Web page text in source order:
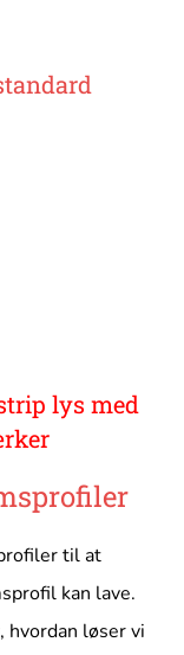
lys med
til at
kan lave.
hvordan løser vi